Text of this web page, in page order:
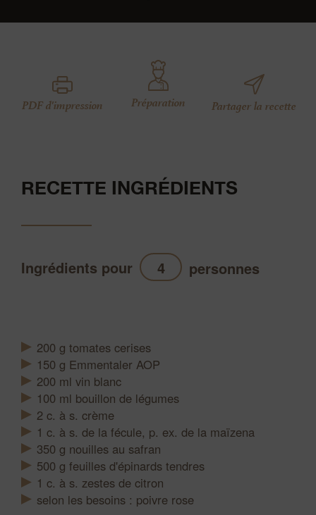
PDF d'impression Préparation Partager la recette
RECETTE INGRÉDIENTS
Ingrédients pour personnes
200 g tomates cerises
150 g Emmentaler AOP
200 ml vin blanc
100 ml bouillon de légumes
2 c. à s. crème
1 c. à s. de la fécule, p. ex. de la maïzena
350 g nouilles au safran
500 g feuilles d'épinards tendres
1 c. à s. zestes de citron
selon les besoins : poivre rose